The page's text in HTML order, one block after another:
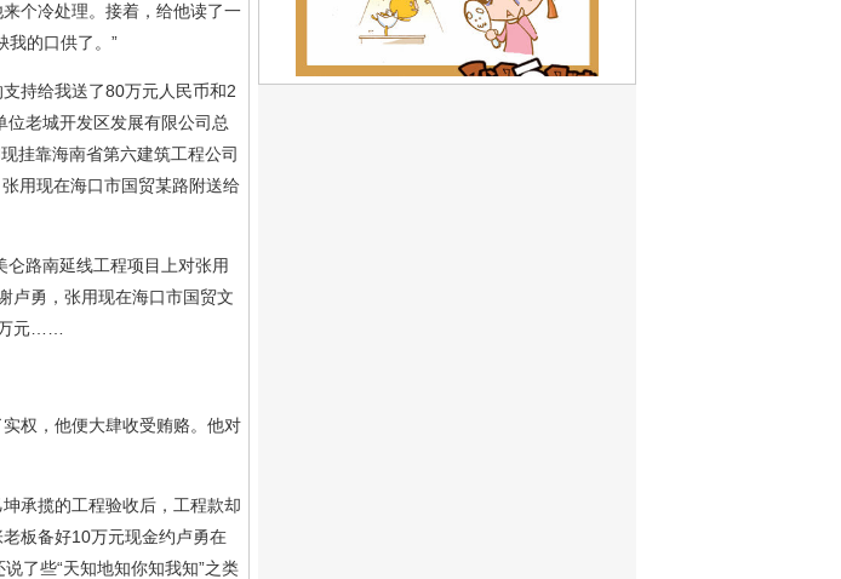
个冷处理。接着，给他读了一
我的口供了。”
持给我送了80万元人民币和2
老城开发区发展有限公司总
挂靠海南省第六建筑工程公司
用现在海口市国贸某路附送给
路南延线工程项目上对张用
卢勇，张用现在海口市国贸文
元……
权，他便大肆收受贿赂。他对
承揽的工程验收后，工程款却
板备好10万元现金约卢勇在
了些“天知地知你知我知”之类